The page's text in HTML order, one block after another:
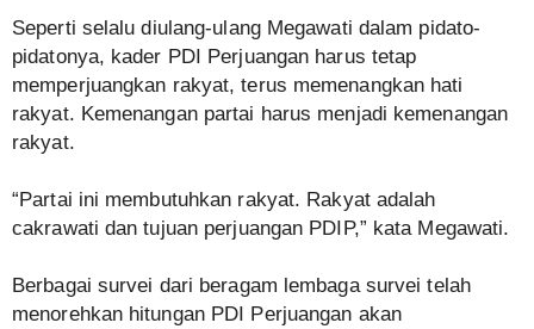
Seperti selalu diulang-ulang Megawati dalam pidato-
pidatonya, kader PDI Perjuangan harus tetap
memperjuangkan rakyat, terus memenangkan hati
rakyat. Kemenangan partai harus menjadi kemenangan
rakyat.
“Partai ini membutuhkan rakyat. Rakyat adalah
cakrawati dan tujuan perjuangan PDIP,” kata Megawati.
Berbagai survei dari beragam lembaga survei telah
menorehkan hitungan PDI Perjuangan akan